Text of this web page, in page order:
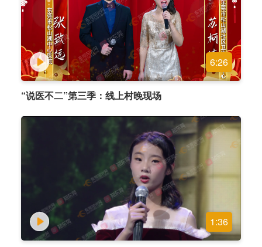
6:26
“说医不二”第三季：线上村晚现场
1:36